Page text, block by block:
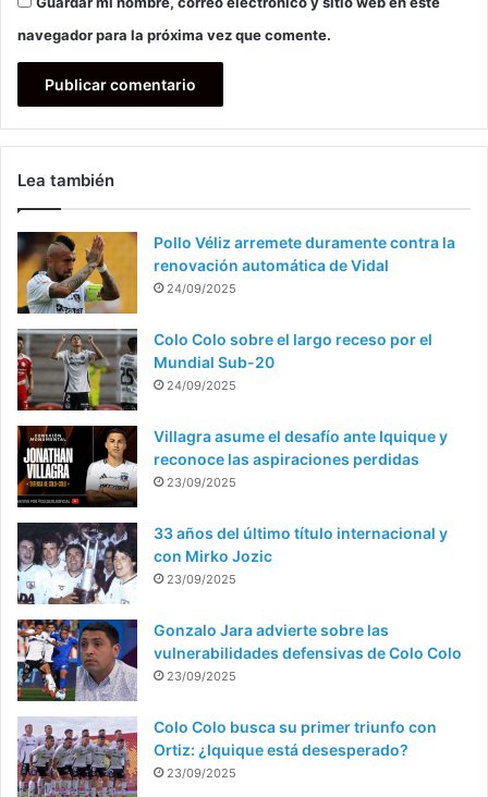
navegador para la próxima vez que comente.
Lea también
Pollo Véliz arremete duramente contra la
renovación automática de Vidal
24/09/2025
Colo Colo sobre el largo receso por el
Mundial Sub-20
24/09/2025
Villagra asume el desafío ante Iquique y
reconoce las aspiraciones perdidas
23/09/2025
33 años del último título internacional y
con Mirko Jozic
23/09/2025
Gonzalo Jara advierte sobre las
vulnerabilidades defensivas de Colo Colo
23/09/2025
Colo Colo busca su primer triunfo con
Ortiz: ¿Iquique está desesperado?
23/09/2025